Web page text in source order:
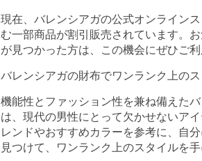
現在、バレンシアガの公式オンライン
む一部商品が割引販売されています。
が見つかった方は、この機会にぜひご
バレンシアガの財布でワンランク上の
機能性とファッション性を兼ね備えた
は、現代の男性にとって欠かせないア
レンドやおすすめカラーを参考に、自
見つけて、ワンランク上のスタイルを